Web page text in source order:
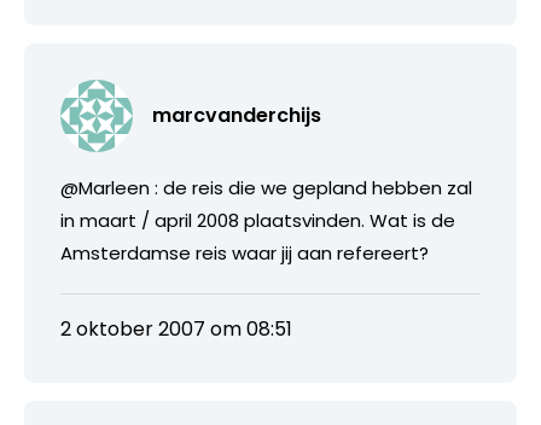
marcvanderchijs
@Marleen : de reis die we gepland hebben zal
in maart / april 2008 plaatsvinden. Wat is de
Amsterdamse reis waar jij aan refereert?
2 oktober 2007 om 08:51